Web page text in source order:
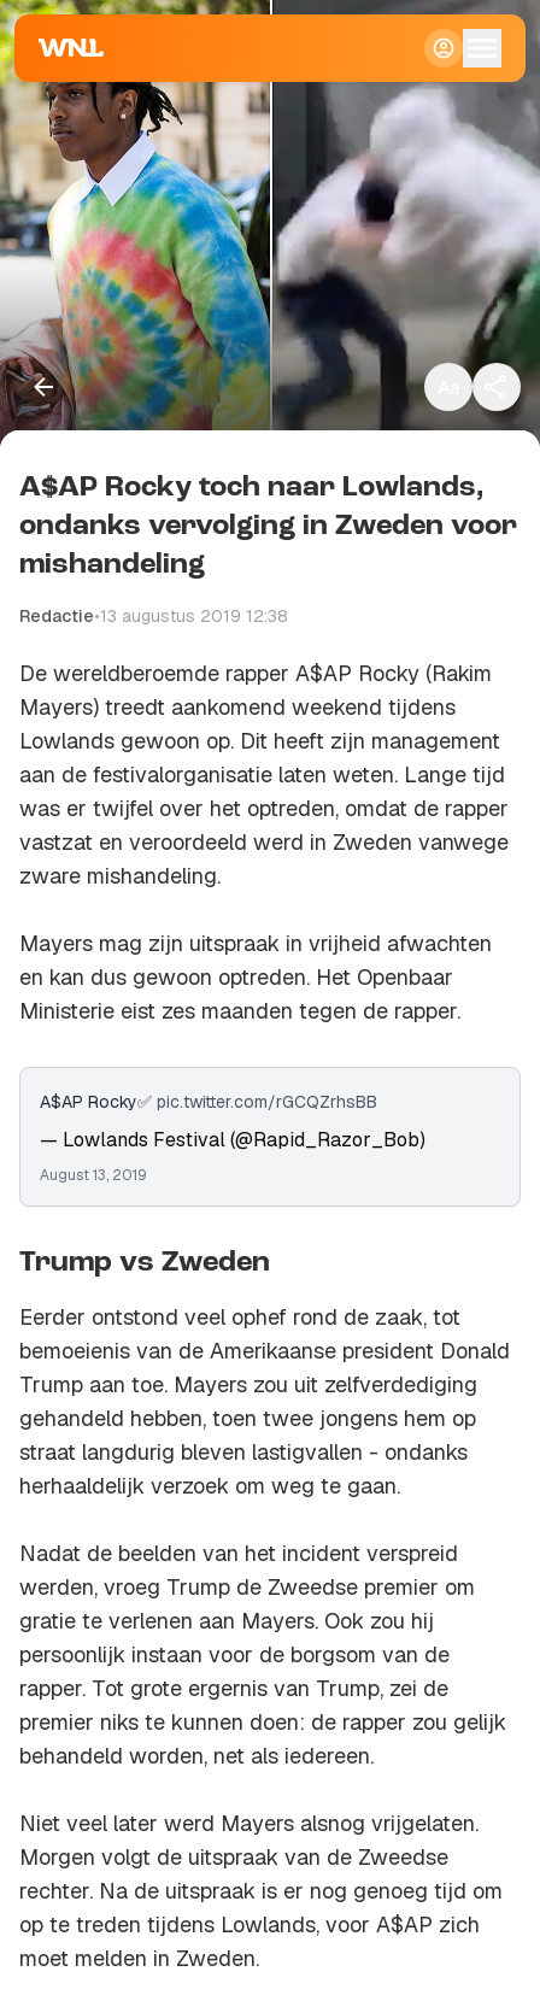
Standaard
Groot
Kopieer link
A$AP Rocky toch naar Lowlands,
ondanks vervolging in Zweden voor
mishandeling
Redactie•13 augustus 2019 12:38
De wereldberoemde rapper A$AP Rocky (Rakim
Mayers) treedt aankomend weekend tijdens
Lowlands gewoon op. Dit heeft zijn management
aan de festivalorganisatie laten weten. Lange tijd
was er twijfel over het optreden, omdat de rapper
vastzat en veroordeeld werd in Zweden vanwege
zware mishandeling.
Mayers mag zijn uitspraak in vrijheid afwachten
en kan dus gewoon optreden. Het Openbaar
Ministerie eist zes maanden tegen de rapper.
A$AP Rocky✅ pic.twitter.com/rGCQZrhsBB
— Lowlands Festival (@Rapid_Razor_Bob)
August 13, 2019
Trump vs Zweden
Eerder ontstond veel ophef rond de zaak, tot
bemoeienis van de Amerikaanse president Donald
Trump aan toe. Mayers zou uit zelfverdediging
gehandeld hebben, toen twee jongens hem op
straat langdurig bleven lastigvallen - ondanks
herhaaldelijk verzoek om weg te gaan.
Nadat de beelden van het incident verspreid
werden, vroeg Trump de Zweedse premier om
gratie te verlenen aan Mayers. Ook zou hij
persoonlijk instaan voor de borgsom van de
rapper. Tot grote ergernis van Trump, zei de
premier niks te kunnen doen: de rapper zou gelijk
behandeld worden, net als iedereen.
Niet veel later werd Mayers alsnog vrijgelaten.
Morgen volgt de uitspraak van de Zweedse
rechter. Na de uitspraak is er nog genoeg tijd om
op te treden tijdens Lowlands, voor A$AP zich
moet melden in Zweden.